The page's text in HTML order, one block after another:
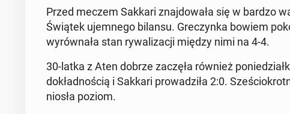
Przed meczem Sakkari zna­j­dowała się w bardzo
Świątek ujem­nego bilansu. Greczyn­ka bowiem
wyrów­nała stan ry­wal­iza­cji między nimi na 4-4.
30-latka z Aten dobrze zaczęła również
dokład­noś­cią i Sakkari prowadz­iła 2:0.
niosła poziom.